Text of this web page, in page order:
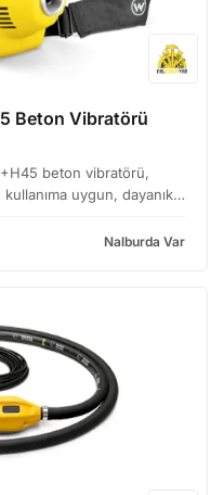
Beton Vibratörü
beton vibratörü,
uygun, dayanıklı
hava boş…Nalburda Var